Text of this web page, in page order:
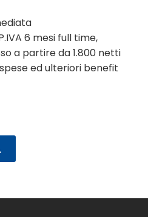
6 mesi full time,
a partire da 1.800 netti
ed ulteriori benefit